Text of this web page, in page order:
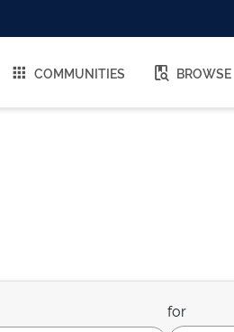
COMMUNITIES BROWSE
for